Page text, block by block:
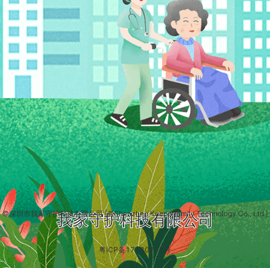
我家守护科技有限公司
©深圳市我家守护科技有限公司 |©Shenzhen Keeperfamily Technology Co., Ltd|
粤ICP备17130110号